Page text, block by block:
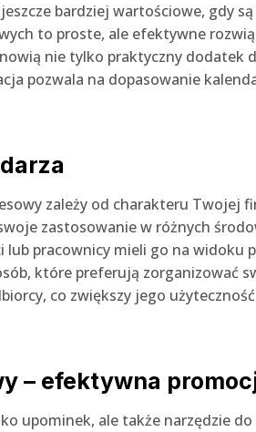
bardziej wartościowe, gdy
to proste, ale efektywne
nie tylko praktyczny dodatek
pozwala na dopasowanie
zależy od charakteru Twojej
zastosowanie w różnych
pracownicy mieli go na widoku
które preferują zorganizować
co zwiększy jego
– efektywna
upominek, ale także narzędzie